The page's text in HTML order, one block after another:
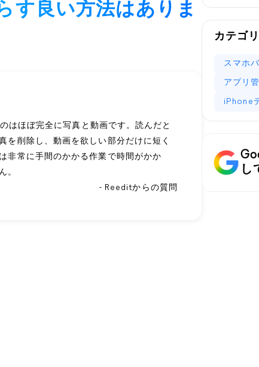
す良い方法はありま
はほぼ完全に写真と動画です。読んだと
を削除し、動画を欲しい部分だけに短く
非常に手間のかかる作業で時間がかか
。
- Reeditからの質問
カテゴ
スマホ
アプリ
iPhone
し